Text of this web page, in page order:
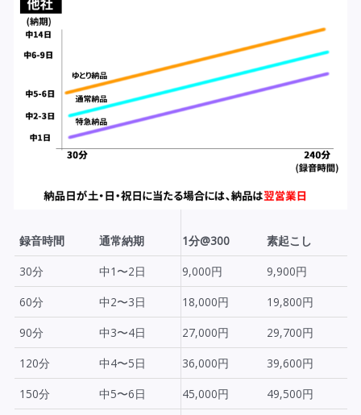
録音時間 通常納期 1分@300
素起こし
30分
中1〜2日 9,000円
9,900円
60分
中2〜3日 18,000円
19,800円
90分
中3〜4日 27,000円
29,700円
120分
中4〜5日 36,000円
39,600円
150分
中5〜6日 45,000円
49,500円